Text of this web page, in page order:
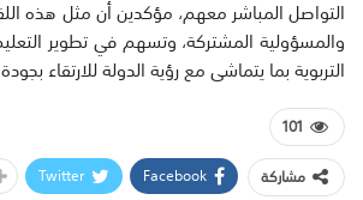
التواصل المباشر معهم، مؤكدين أن مثل هذه
والمسؤولية المشتركة، وتسهم في تطوير
التربوية بما يتماشى مع رؤية الدولة للارتقاء
101
مشاركة
Facebook
Twitter